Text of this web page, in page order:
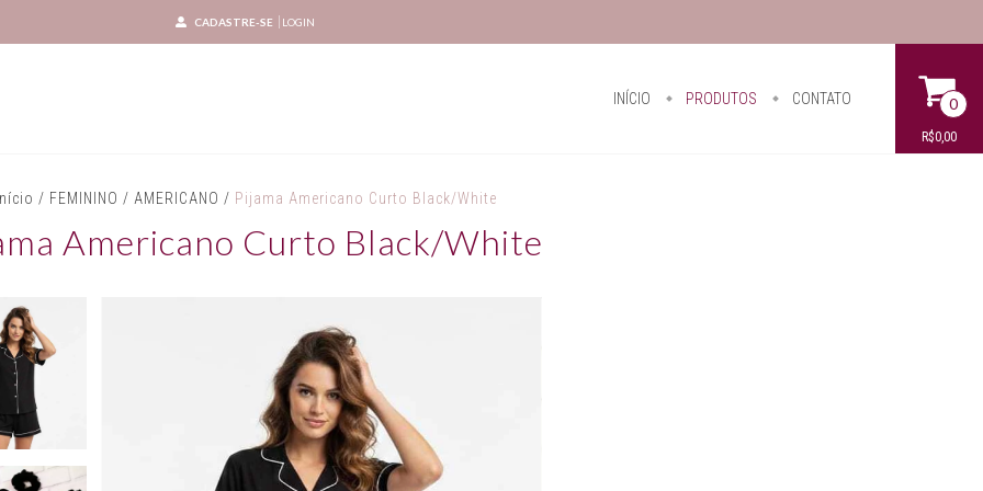
CADASTRE-SE LOGIN
INÍCIO PRODUTOS CONTATO 0
R$0,00
/ FEMININO / AMERICANO / Pijama Americano Curto Black/White
Americano Curto Black/White